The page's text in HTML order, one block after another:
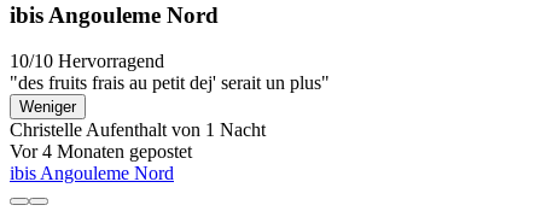
ibis Angouleme Nord
10/10 Hervorragend
"des fruits frais au petit dej' serait un plus"
Weniger
ChristelleAufenthalt von 1 Nacht
Vor 4 Monaten gepostet
ibis Angouleme Nord